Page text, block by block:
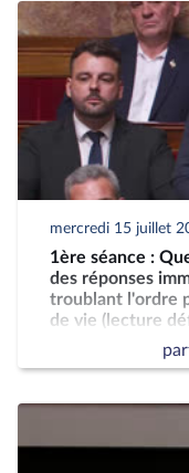
mercredi 15 juillet
1ère séance :
des réponses
troublant l'ordre
de vie (lecture